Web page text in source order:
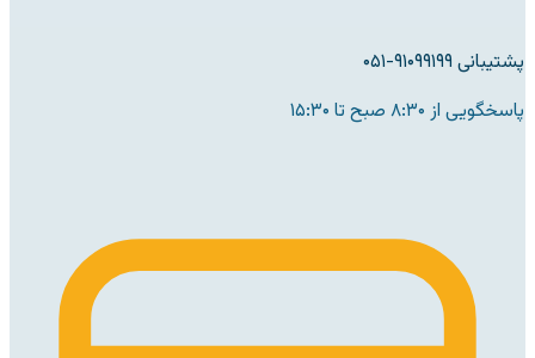
پشتیبانی ۹۱۰۹۹۱۹۹-۰۵۱
پاسخگویی از ۸:۳۰ صبح تا ۱۵:۳۰